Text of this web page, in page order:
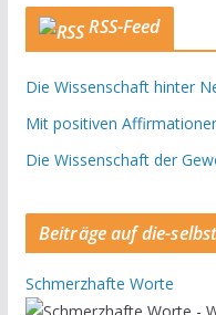
RSS-Feed
Die Wissenschaft hinter
Mit positiven
Die Wissenschaft der
Beiträge auf die-
Schmerzhafte Worte